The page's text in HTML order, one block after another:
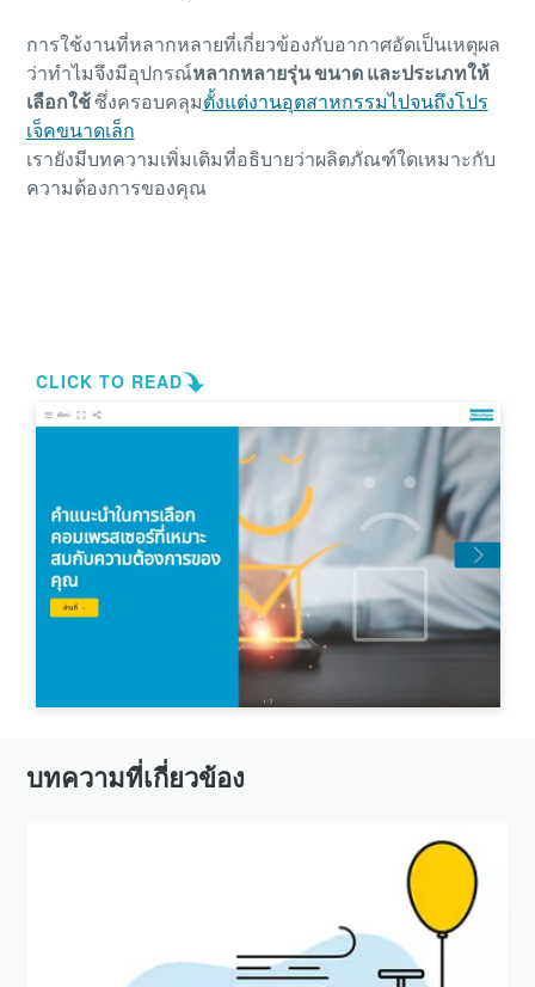
การใช้งานที่หลากหลายที่เกี่ยวข้องกับอากาศอัดเป็นเหตุผล
ว่าทําไมจึงมีอุปกรณ์หลากหลายรุ่น ขนาด และประเภทให้
เลือกใช้ซึ่งครอบคลุมตั้งแต่งานอุตสาหกรรมไปจนถึงโปร
เจ็คขนาดเล็ก
เรายังมีบทความเพิ่มเติมที่อธิบายว่าผลิตภัณฑ์ใดเหมาะกับ
ความต้องการของคุณ
บทความที่เกี่ยวข้อง